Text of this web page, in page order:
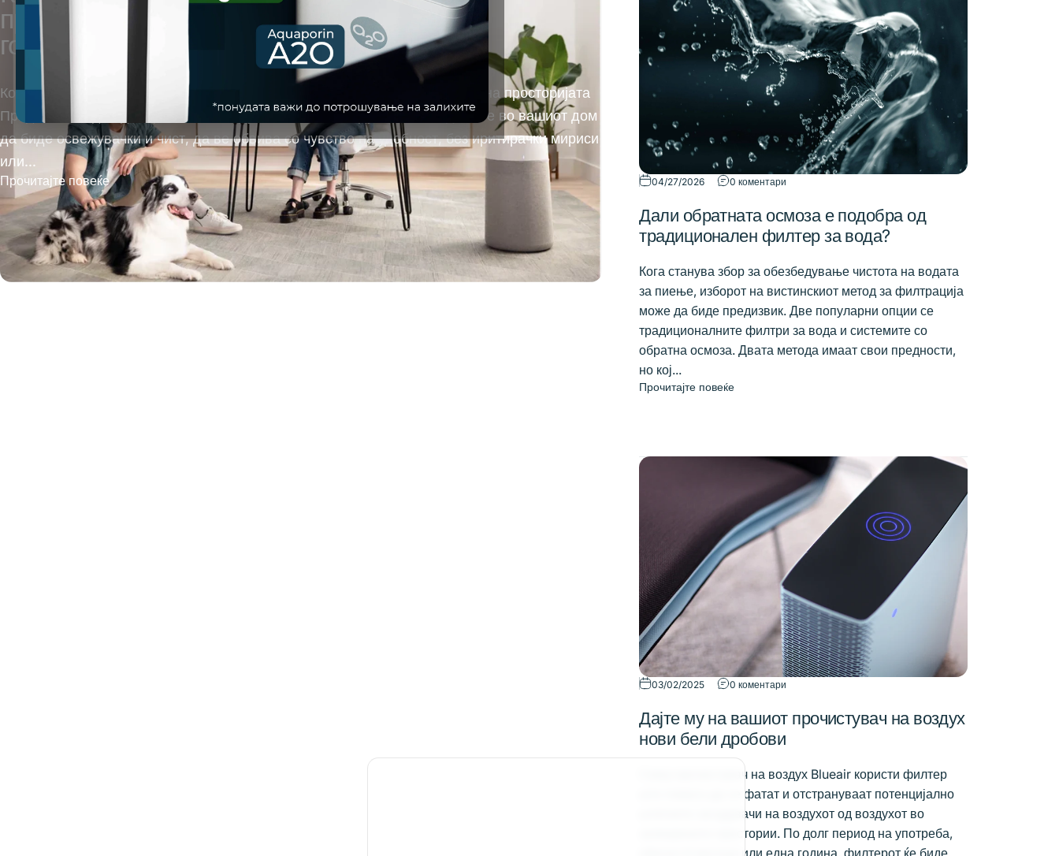
прочистувач на воздух според
големината на просторијата
Комплетен водич за избор на прочистувач на воздух според големината на просторијата
Придобивки од подобар, почист воздухЗамислете воздухот што го дишете во вашиот дом
да биде освежувачки и чист, да ве обвива со чувство на удобност, без иритирачки мириси
или...
Прочитајте повеќе 04/27/2026 0 коментари
Дали обратната осмоза е подобра од
традиционален филтер за вода?
Кога станува збор за обезбедување чистота на водата
за пиење, изборот на вистинскиот метод за филтрација
може да биде предизвик. Две популарни опции се
традиционалните филтри за вода и системите со
обратна осмоза. Двата метода имаат свои предности,
но кој...
Прочитајте повеќе
03/02/2025 0 коментари
Дајте му на вашиот прочистувач на воздух
нови бели дробови
Секој прочистувач на воздух Blueair користи филтер
што помага да се фатат и отстрануваат потенцијално
штетните загадувачи на воздухот од воздухот во
затворените простории. По долг период на употреба,
обично 6 месеци или една година, филтерот ќе биде